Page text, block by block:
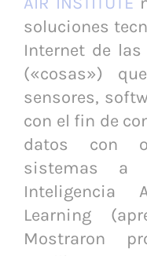
soluciones
Internet de
(«cosas»)
sensores,
con el fin de
datos con
sistemas a
Inteligencia
Learning
Mostraron